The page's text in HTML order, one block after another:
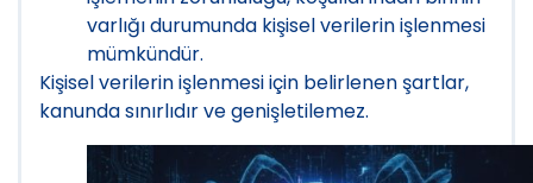
varlığı durumunda kişisel verilerin işlenmesi
mümkündür.
Kişisel verilerin işlenmesi için belirlenen şartlar,
kanunda sınırlıdır ve genişletilemez.